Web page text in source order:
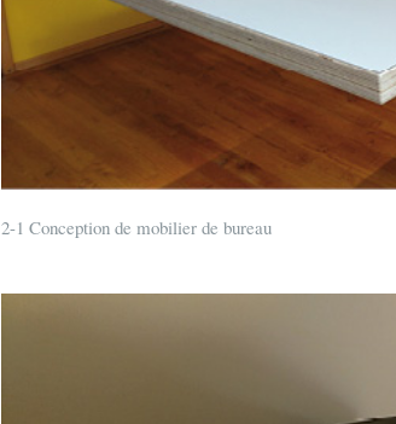
2-1 Conception de mobilier de bureau